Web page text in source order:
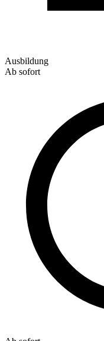
Ausbildung
Ab sofort